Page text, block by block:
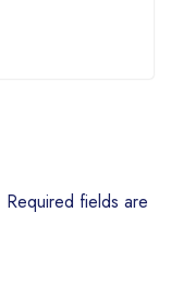
Required fields are